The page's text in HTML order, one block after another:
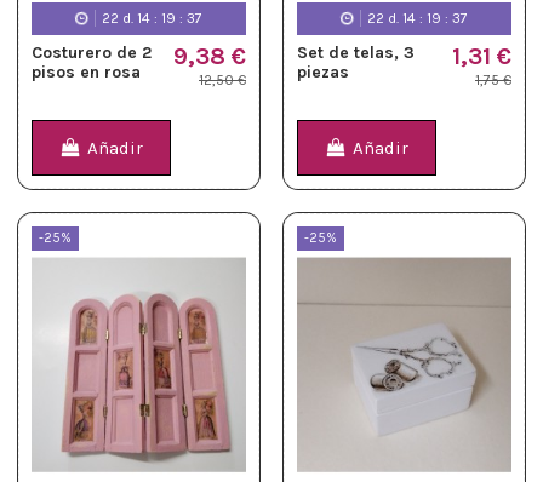
22d. 14: 19: 36
Costurero de 2
pisos en rosa
9,38 €
12,50 €
Añadir
22d. 14: 19: 36
Set de telas, 3
piezas
1,31 €
1,75 €
Añadir
-25% -25%